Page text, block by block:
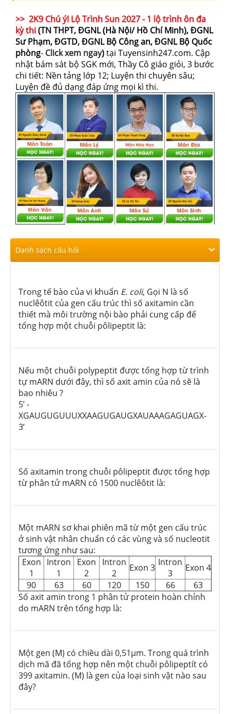
>> 2K9 Chú ý! Lộ Trình Sun 2027 - 1 lộ trình ôn đa
kỳ thi(TN THPT, ĐGNL (Hà Nội/ Hồ Chí Minh), ĐGNL
Sư Phạm, ĐGTD, ĐGNL Bộ Công an, ĐGNL Bộ Quốc
phòng- Click xem ngay)tại Tuyensinh247.com. Cập
nhật bám sát bộ SGK mới, Thầy Cô giáo giỏi, 3 bước
chi tiết: Nền tảng lớp 12; Luyện thi chuyên sâu;
Luyện đề đủ dạng đáp ứng mọi kì thi.
Danh sách câu hỏi
Trong tế bào của vi khuẩn E. coli, Gọi N là số
nuclêôtit của gen cấu trúc thì số axitamin cần
thiết mà môi trường nội bào phải cung cấp để
tổng hợp một chuỗi pôlipeptit là:
Nếu một chuỗi polypeptit được tổng hợp từ trình
tự mARN dưới đây, thì số axit amin của nó sẽ là
bao nhiêu ?
5’ -
XGAUGUGUUUXXAAGUGAUGXAUAAAGAGUAGX-
3’
Số axitamin trong chuỗi pôlipeptit được tổng hợp
từ phân tử mARN có 1500 nuclêôtit là:
Một mARN sơ khai phiên mã từ một gen cấu trúc
ở sinh vật nhân chuẩn có các vùng và số nucleotit
tương ứng như sau:
Exon
1
Intron
1
Exon
2
Intron
2
Exon 3 Intron
3
Exon 4
90
63 60 120 150 66
63
Số axit amin trong 1 phân tử protein hoàn chỉnh
do mARN trên tổng hợp là:
Một gen (M) có chiều dài 0,51μm. Trong quá trình
dịch mã đã tổng hợp nên một chuỗi pôlipeptít có
399 axitamin. (M) là gen của loại sinh vật nào sau
đây?